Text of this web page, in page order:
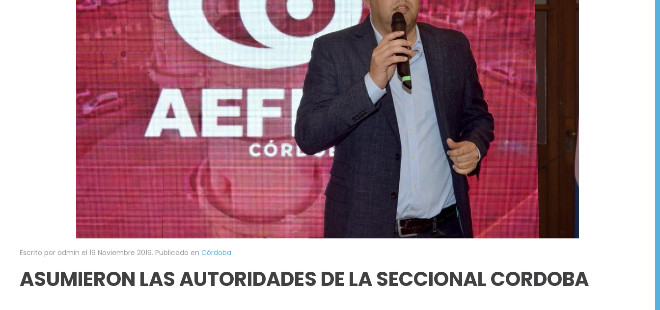
Escrito por admin el 19 Noviembre 2019. Publicado en Córdoba.
ASUMIERON LAS AUTORIDADES DE LA SECCIONAL CORDOBA